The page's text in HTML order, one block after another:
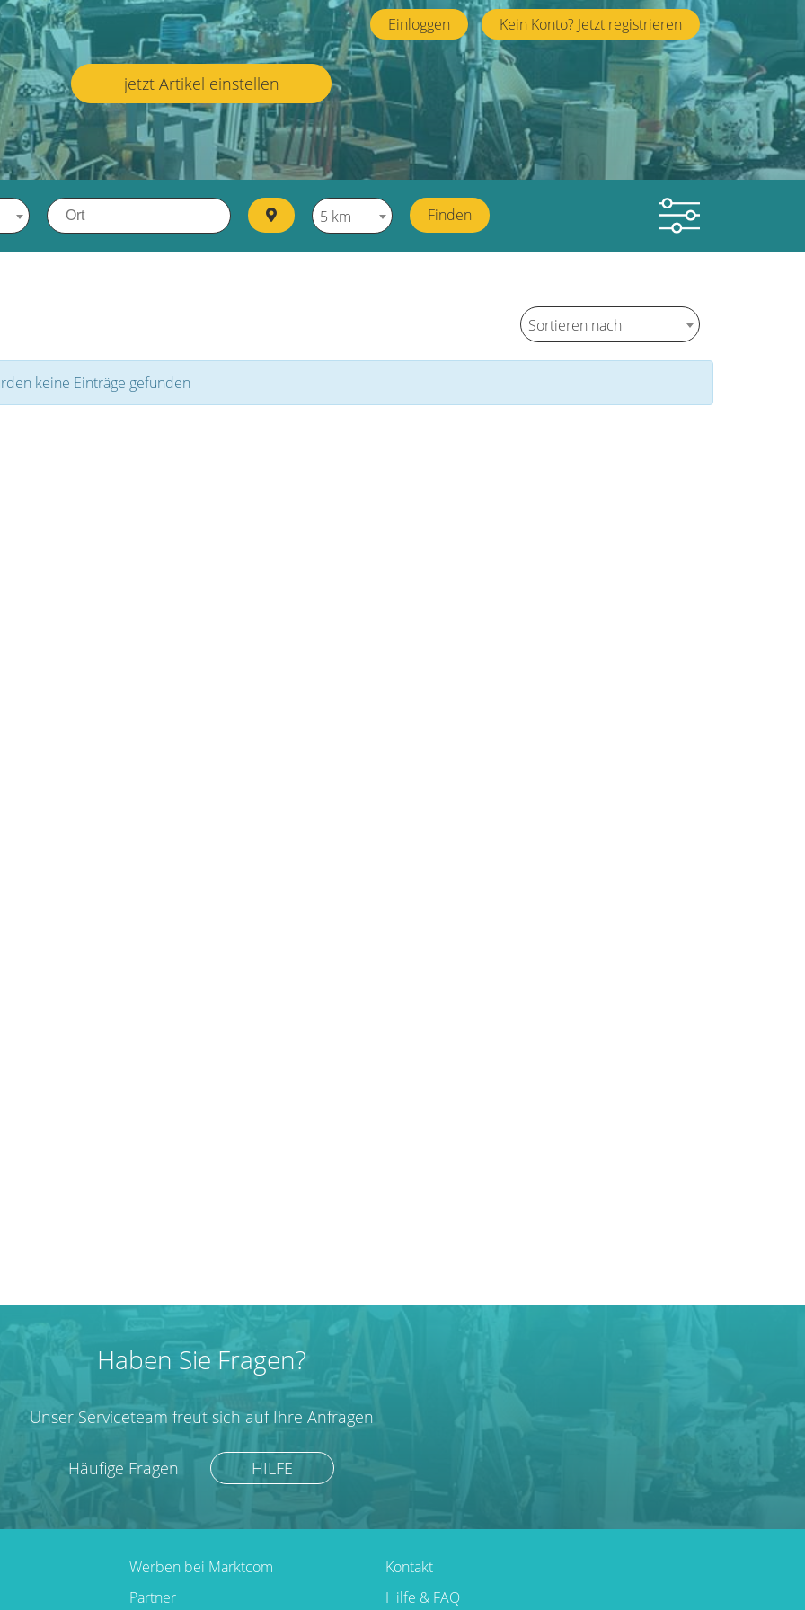
Einloggen Kein Konto? Jetzt registrieren
jetzt Artikel einstellen
5 km Finden
Sortieren nach
keine Einträge gefunden
Haben Sie Fragen?
Unser Serviceteam freut sich auf Ihre Anfragen
Häufige Fragen HILFE
Werben bei Marktcom
Partner
Kontakt
Hilfe & FAQ